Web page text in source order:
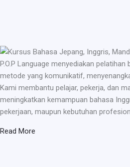
P.O.P Language menyediakan
metode yang komunikatif,
Kami membantu pelajar, pekerja, dan
meningkatkan kemampuan bahasa
pekerjaan, maupun kebutuhan
Read More